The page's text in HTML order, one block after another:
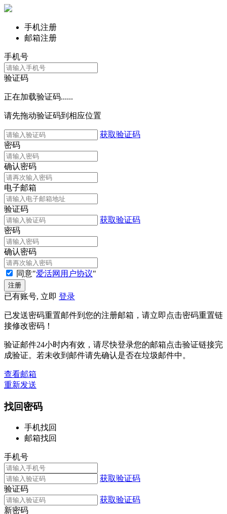
手机注册
邮箱注册
手机号
验证码
正在加载验证码......
请先拖动验证码到相应位置
获取验证码
密码
确认密码
电子邮箱
验证码
获取验证码
密码
确认密码
同意"爱活网用户协议"
已有账号, 立即 登录
已发送密码重置邮件到您的注册邮箱，请立即点击密码重置链
接修改密码！
验证邮件24小时内有效，请尽快登录您的邮箱点击验证链接完
成验证。若未收到邮件请先确认是否在垃圾邮件中。
查看邮箱
重新发送
找回密码
手机找回
邮箱找回
手机号
获取验证码
验证码
获取验证码
新密码